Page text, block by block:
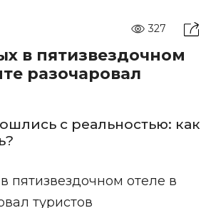
327
в пятизвездочном
разочаровал
с реальностью: как